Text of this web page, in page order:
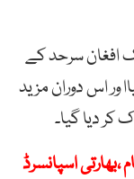
پاک افغان سرحد کے
ور اس دوران مزید
اسپانسرڈ